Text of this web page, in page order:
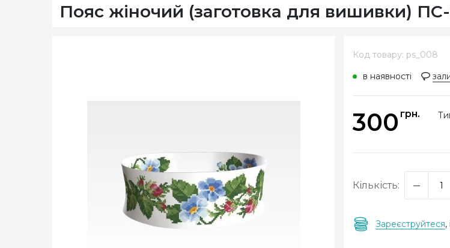
Пояс жіночий (заготовка для вишивки)
Код товару: ps_008
в наявності
300 грн.
Кількість:
Зареєструйтеся,